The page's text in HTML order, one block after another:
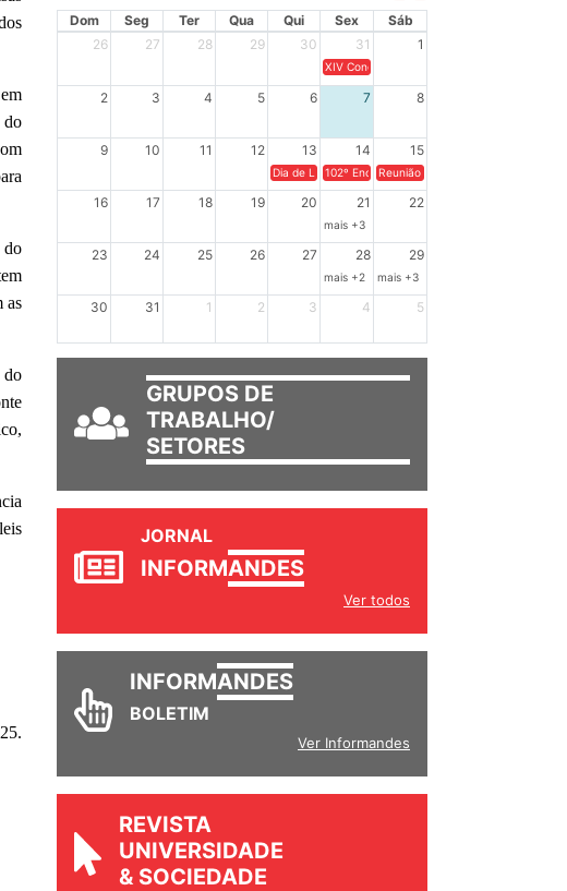
do
do
as
do
Dom Seg Ter Qua Qui Sex
Sáb
26
27 28 29 30 31 1
XIV Congresso Brasileiro de
2 3 4 5 6 7 8
9 10 11 12 13 14 15
Dia de Luta em Defesa de Cuba e da Soberania dos
102º Encontro da Regional Leste, “Em terra
Reunião GTPE.
16 17 18 19 20 21 22
mais +3
23 24 25 26 27 28 29
mais +2 mais +3
30 31 1 2 3 4 5
GRUPOS DE
TRABALHO/
SETORES
JORNAL
INFORMANDES
Ver todos
INFORMANDES
BOLETIM
Ver Informandes
REVISTA
UNIVERSIDADE
& SOCIEDADE